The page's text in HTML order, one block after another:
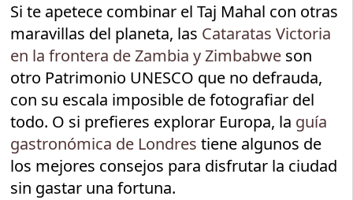
Si te apetece combinar el Taj Mahal con otras
maravillas del planeta, las Cataratas Victoria
en la frontera de Zambia y Zimbabwe son
otro Patrimonio UNESCO que no defrauda,
con su escala imposible de fotografiar del
todo. O si prefieres explorar Europa, la guía
gastronómica de Londres tiene algunos de
los mejores consejos para disfrutar la ciudad
sin gastar una fortuna.